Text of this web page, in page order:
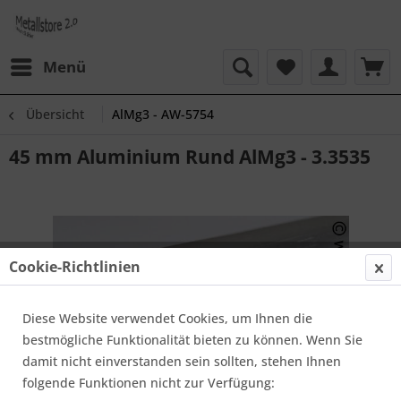
Menü
Übersicht AlMg3 - AW-5754
45 mm Aluminium Rund AlMg3 - 3.3535
Cookie-Richtlinien
Diese Website verwendet Cookies, um Ihnen die
bestmögliche Funktionalität bieten zu können. Wenn Sie
damit nicht einverstanden sein sollten, stehen Ihnen
folgende Funktionen nicht zur Verfügung: